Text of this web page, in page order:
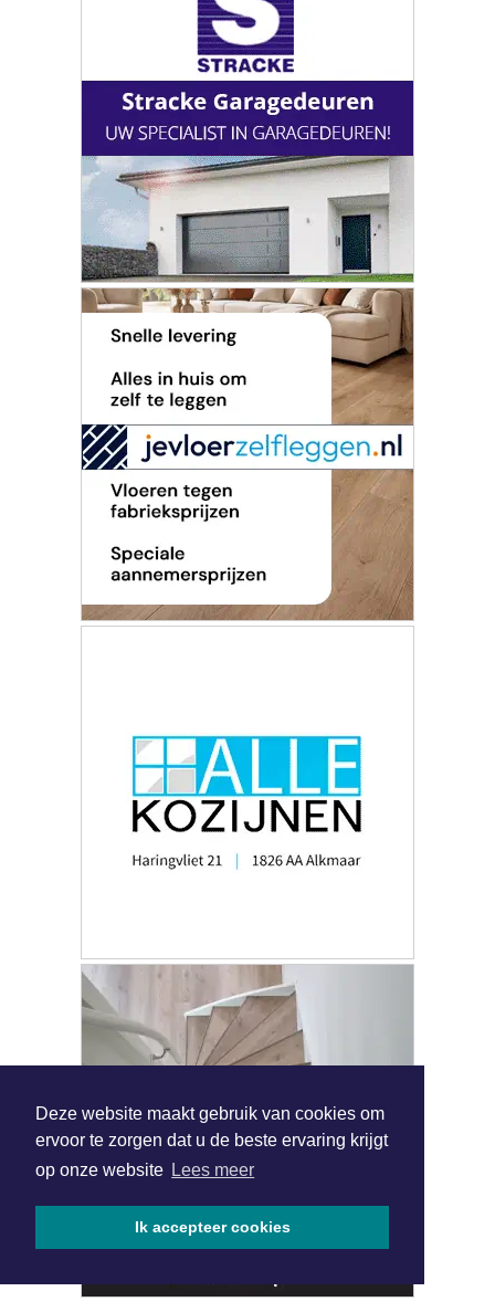
Deze website maakt gebruik van cookies om
ervoor te zorgen dat u de beste ervaring krijgt
op onze website Lees meer
Ik accepteer cookies